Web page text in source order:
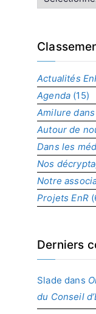
n
x
r
p
r
o
j
e
t
Actualités
Agenda (15)
Amilure
Autour de
Dans les
Nos
Notre
Projets EnR
Derniers
Slade dans
du Conseil